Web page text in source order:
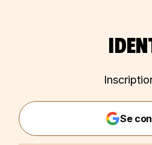
Se